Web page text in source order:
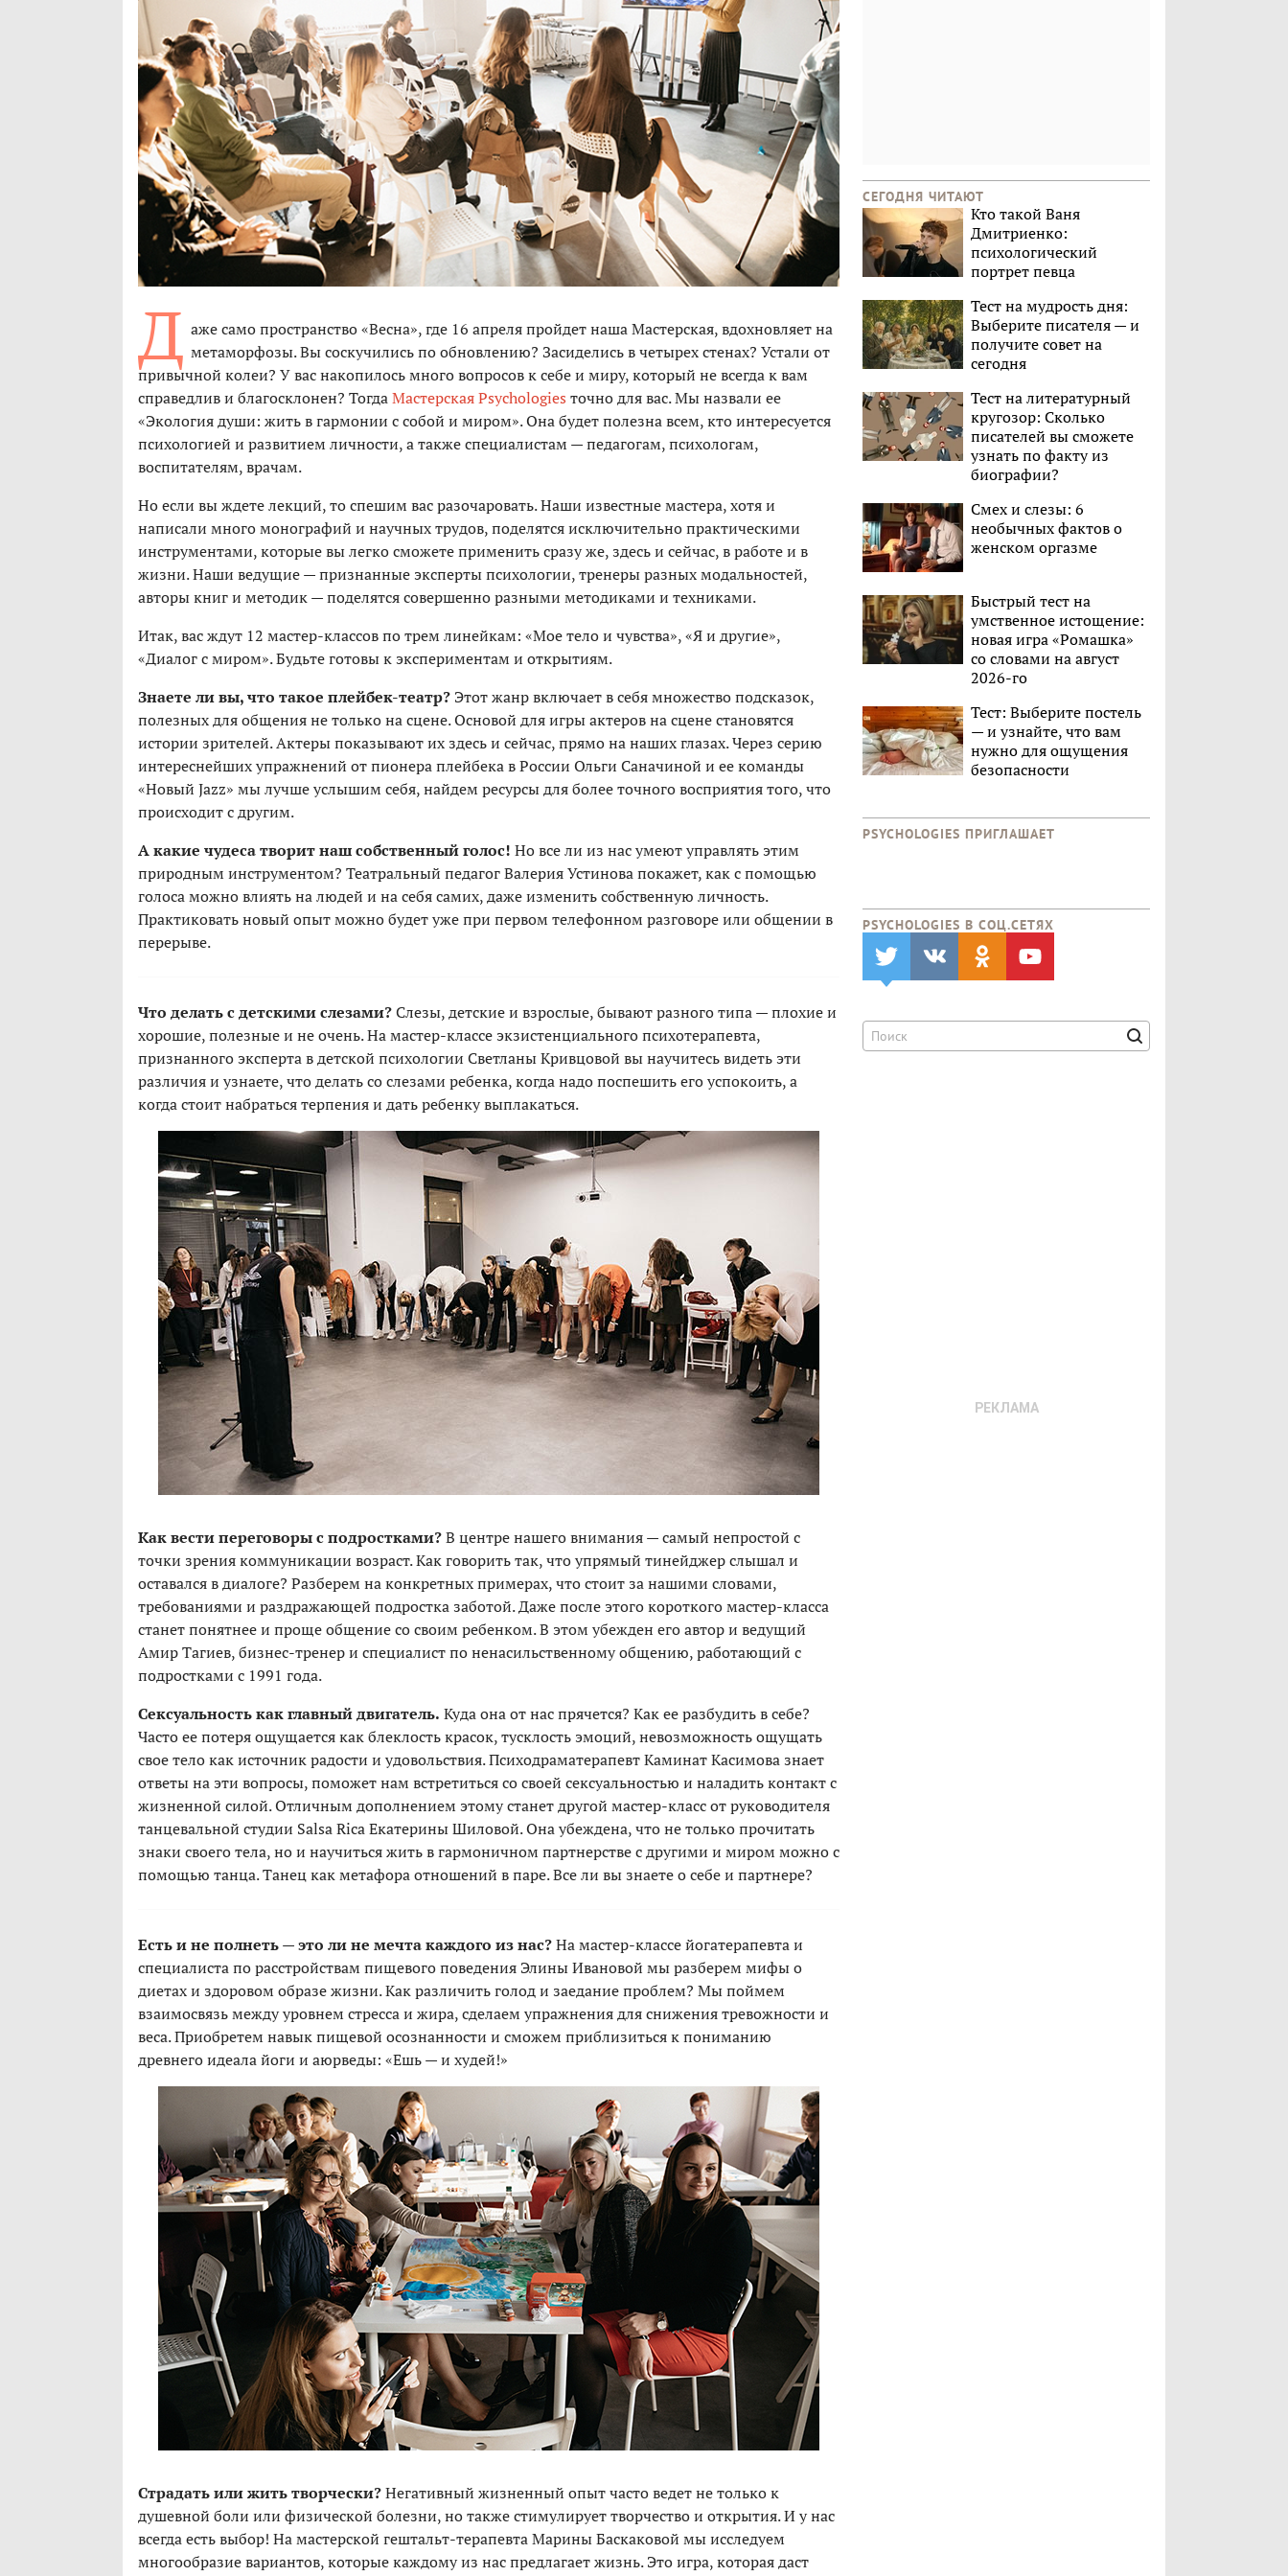
Д аже само пространство «Весна», где 16 апреля пройдет наша Мастерская, вдохновляет на
метаморфозы. Вы соскучились по обновлению? Засиделись в четырех стенах? Устали от
привычной колеи? У вас накопилось много вопросов к себе и миру, который не всегда к вам
справедлив и благосклонен? ТогдаМастерская Psychologies точно для вас. Мы назвали ее
«Экология души: жить в гармонии с собой и миром». Она будет полезна всем, кто интересуется
психологией и развитием личности, а также специалистам — педагогам, психологам,
воспитателям, врачам.
Но если вы ждете лекций, то спешим вас разочаровать. Наши известные мастера, хотя и
написали много монографий и научных трудов, поделятся исключительно практическими
инструментами, которые вы легко сможете применить сразу же, здесь и сейчас, в работе и в
жизни. Наши ведущие — признанные эксперты психологии, тренеры разных модальностей,
авторы книг и методик — поделятся совершенно разными методиками и техниками.
Итак, вас ждут 12 мастер-классов по трем линейкам: «Мое тело и чувства», «Я и другие»,
«Диалог с миром». Будьте готовы к экспериментам и открытиям.
Знаете ли вы, что такое плейбек-театр? Этот жанр включает в себя множество подсказок,
полезных для общения не только на сцене. Основой для игры актеров на сцене становятся
истории зрителей. Актеры показывают их здесь и сейчас, прямо на наших глазах. Через серию
интереснейших упражнений от пионера плейбека в России Ольги Саначиной и ее команды
«Новый Jazz» мы лучше услышим себя, найдем ресурсы для более точного восприятия того, что
происходит с другим.
А какие чудеса творит наш собственный голос! Но все ли из нас умеют управлять этим
природным инструментом? Театральный педагог Валерия Устинова покажет, как с помощью
голоса можно влиять на людей и на себя самих, даже изменить собственную личность.
Практиковать новый опыт можно будет уже при первом телефонном разговоре или общении в
перерыве.
Что делать с детскими слезами?Слезы, детские и взрослые, бывают разного типа — плохие и
хорошие, полезные и не очень. На мастер-классе экзистенциального психотерапевта,
признанного эксперта в детской психологии Светланы Кривцовой вы научитесь видеть эти
различия и узнаете, что делать со слезами ребенка, когда надо поспешить его успокоить, а
когда стоит набраться терпения и дать ребенку выплакаться.
Как вести переговоры с подростками?В центре нашего внимания — самый непростой с
точки зрения коммуникации возраст. Как говорить так, что упрямый тинейджер слышал и
оставался в диалоге? Разберем на конкретных примерах, что стоит за нашими словами,
требованиями и раздражающей подростка заботой. Даже после этого короткого мастер-класса
станет понятнее и проще общение со своим ребенком. В этом убежден его автор и ведущий
Амир Тагиев, бизнес-тренер и специалист по ненасильственному общению, работающий с
подростками с 1991 года.
Сексуальность как главный двигатель. Куда она от нас прячется? Как ее разбудить в себе?
Часто ее потеря ощущается как блеклость красок, тусклость эмоций, невозможность ощущать
свое тело как источник радости и удовольствия. Психодраматерапевт Каминат Касимова знает
ответы на эти вопросы, поможет нам встретиться со своей сексуальностью и наладить контакт с
жизненной силой. Отличным дополнением этому станет другой мастер-класс от руководителя
танцевальной студии Salsa Rica Екатерины Шиловой. Она убеждена, что не только прочитать
знаки своего тела, но и научиться жить в гармоничном партнерстве с другими и миром можно с
помощью танца. Танец как метафора отношений в паре. Все ли вы знаете о себе и партнере?
Есть и не полнеть — это ли не мечта каждого из нас?На мастер-классе йогатерапевта и
специалиста по расстройствам пищевого поведения Элины Ивановой мы разберем мифы о
диетах и здоровом образе жизни. Как различить голод и заедание проблем? Мы поймем
взаимосвязь между уровнем стресса и жира, сделаем упражнения для снижения тревожности и
веса. Приобретем навык пищевой осознанности и сможем приблизиться к пониманию
древнего идеала йоги и аюрведы: «Ешь — и худей!»
Страдать или жить творчески?Негативный жизненный опыт часто ведет не только к
душевной боли или физической болезни, но также стимулирует творчество и открытия. И у нас
всегда есть выбор! На мастерской гештальт-терапевта Марины Баскаковой мы исследуем
многообразие вариантов, которые каждому из нас предлагает жизнь. Это игра, которая даст
СЕГОДНЯ ЧИТАЮТ
Кто такой Ваня
Дмитриенко:
психологический
портрет певца
Тест на мудрость дня:
Выберите писателя — и
получите совет на
сегодня
Тест на литературный
кругозор: Сколько
писателей вы сможете
узнать по факту из
биографии?
Смех и слезы: 6
необычных фактов о
женском оргазме
Быстрый тест на
умственное истощение:
новая игра «Ромашка»
со словами на август
2026-го
Тест: Выберите постель
— и узнайте, что вам
нужно для ощущения
безопасности
PSYCHOLOGIES ПРИГЛАШАЕТ
PSYCHOLOGIES В CОЦ.СЕТЯХ